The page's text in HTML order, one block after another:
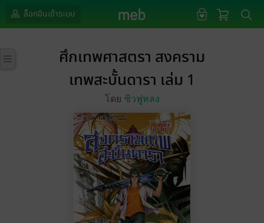
ล็อกอินเข้าระบบ
ศึกเทพศาสตรา สงคราม
เทพสะบั้นดารา เล่ม 1
โดย ซิวฟูหลง